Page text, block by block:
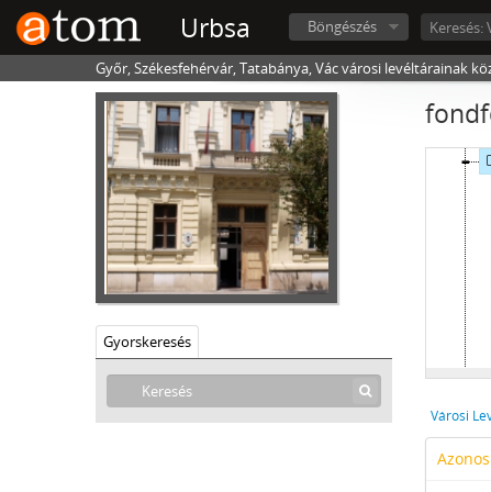
Urbsa Böngészés
Győr, Székesfehérvár, Tatabánya, Vác városi levéltárainak
Gyorskeresés